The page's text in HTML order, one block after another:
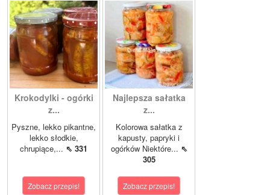
Krokodylki - ogórki
z...
Pyszne, lekko pikantne,
lekko słodkie,
chrupiące,... ⇖ 331
Zobacz przepis!
Najlepsza sałatka
z...
Kolorowa sałatka z
kapusty, papryki i
ogórków Niektóre... ⇖
305
Zobacz przepis!